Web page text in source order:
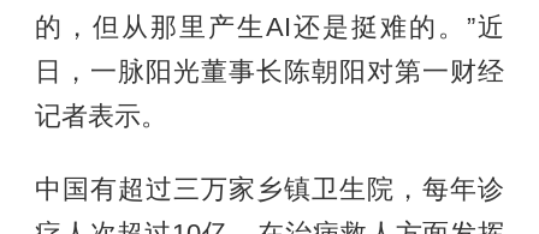
的，但从那里产生AI还是挺难的。”近
日，一脉阳光董事长陈朝阳对第一财经
记者表示。
中国有超过三万家乡镇卫生院，每年诊